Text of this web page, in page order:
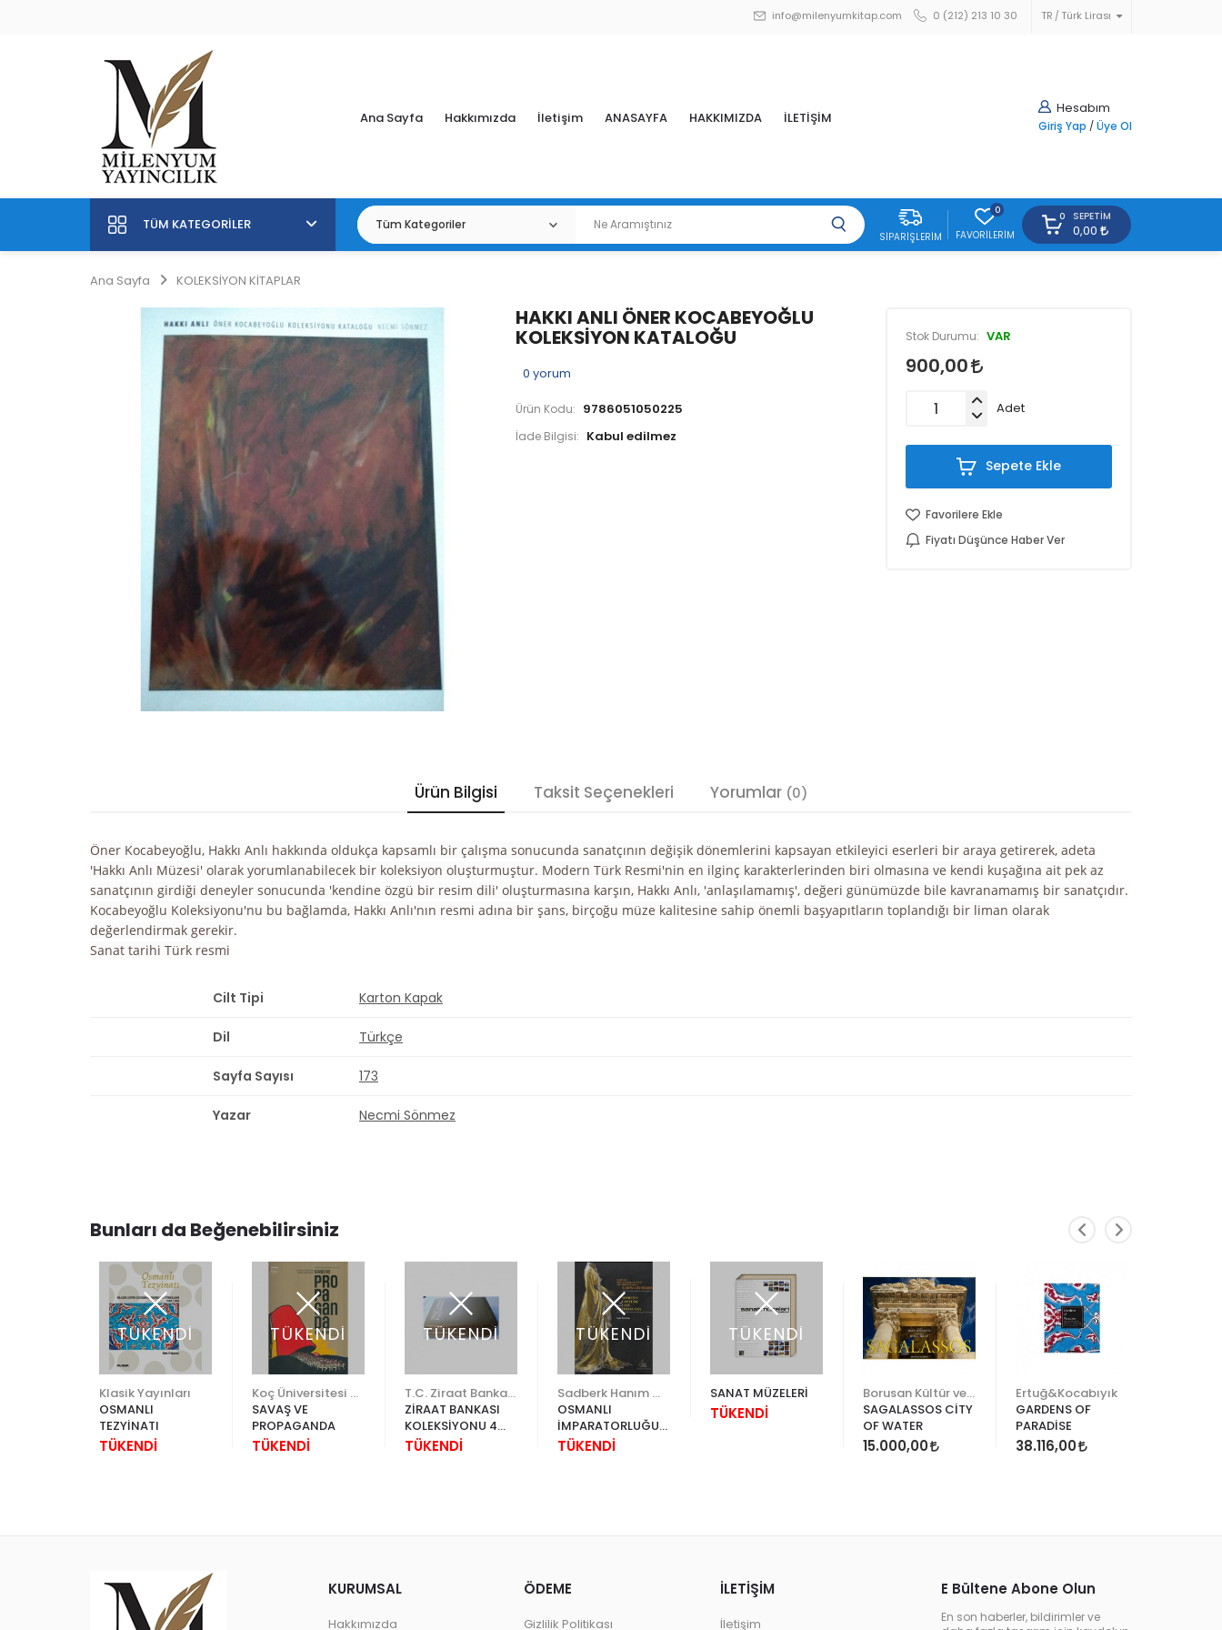
TR Türk Lirası
info@milenyumkitap.com 0 (212) 213 10 30
Hesabım
Giriş Yap / Üye Ol
Ana Sayfa Hakkımızda İletişim ANASAYFA HAKKIMIZDA İLETİŞİM
TÜM KATEGORILER
SIPARIŞLERIM
0
FAVORILERIM
0 SEPETIM
0,00
Ana Sayfa KOLEKSİYON KİTAPLAR
HAKKI ANLI ÖNER KOCABEYOĞLU
KOLEKSİYON KATALOĞU
0 yorum
Ürün Kodu: 9786051050225
İade Bilgisi:
Stok Durumu: VAR
900,00
Adet
Sepete Ekle
Favorilere Ekle
Fiyatı Düşünce Haber Ver
Ürün Bilgisi Taksit Seçenekleri Yorumlar (0)
Öner Kocabeyoğlu, Hakkı Anlı hakkında oldukça kapsamlı bir çalışma sonucunda sanatçının değişik dönemlerini kapsayan etkileyici eserleri bir araya getirerek, adeta
'Hakkı Anlı Müzesi' olarak yorumlanabilecek bir koleksiyon oluşturmuştur. Modern Türk Resmi'nin en ilginç karakterlerinden biri olmasına ve kendi kuşağına ait pek az
sanatçının girdiği deneyler sonucunda 'kendine özgü bir resim dili' oluşturmasına karşın, Hakkı Anlı, 'anlaşılamamış', değeri günümüzde bile kavranamamış bir sanatçıdır.
Kocabeyoğlu Koleksiyonu'nu bu bağlamda, Hakkı Anlı'nın resmi adına bir şans, birçoğu müze kalitesine sahip önemli başyapıtların toplandığı bir liman olarak
değerlendirmak gerekir.
Sanat tarihi Türk resmi
Cilt Tipi Karton Kapak
Dil Türkçe
Sayfa Sayısı 173
Yazar Necmi Sönmez
Bunları da Beğenebilirsiniz
TÜKENDİ
Klasik Yayınları
OSMANLI
TEZYİNATI
TÜKENDİ
TÜKENDİ
SAVAŞ VE
PROPAGANDA
TÜKENDİ
TÜKENDİ
ZİRAAT BANKASI
KOLEKSİYONU 4
CİLT
TÜKENDİ
TÜKENDİ
OSMANLI
İMPARATORLUĞU
´NUN SON
TÜKENDİ
TÜKENDİ
SANAT MÜZELERİ
TÜKENDİ
SAGALASSOS CİTY
OF WATER
15.000,00
Ertuğ&Kocabıyık
GARDENS OF
PARADİSE
38.116,00
E Bültene Abone Olun
En son haberler, bildirimler ve
KURUMSAL
Hakkımızda
ÖDEME
Gizlilik Politikası
İLETİŞİM
İletişim